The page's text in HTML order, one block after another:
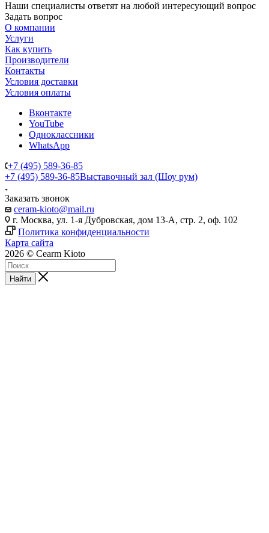
Наши специалисты ответят на любой интересующий вопрос
Задать вопрос
О компании
Услуги
Как купить
Производители
Контакты
Условия доставки
Условия оплаты
Вконтакте
YouTube
Одноклассники
WhatsApp
+7 (495) 589-36-85
+7 (495) 589-36-85Выставочный зал (Шоу рум)
Заказать звонок
ceram-kioto@mail.ru
г. Москва, ул. 1-я Дубровская, дом 13-А, стр. 2, оф. 102
Политика конфиденциальности
Карта сайта
2026 © Cearm Kioto
Найти